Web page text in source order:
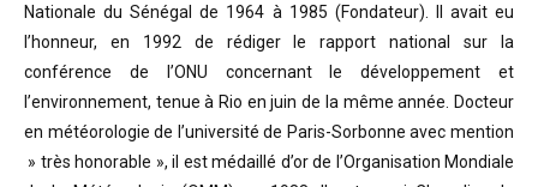
Nationale du Sénégal de 1964 à 1985 (Fondateur). Il avait eu
l’honneur, en 1992 de rédiger le rapport national sur la
conférence de l’ONU concernant le développement et
l’environnement, tenue à Rio en juin de la même année.
Docteur
en météorologie de l’université de Paris-Sorbonne avec mention
» très honorable », il est médaillé d’or de l’Organisation Mondiale